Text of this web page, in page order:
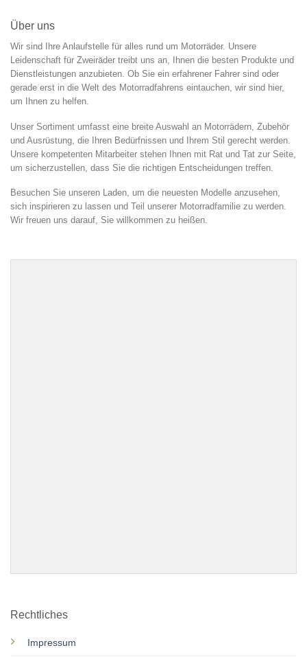
Über uns
Wir sind Ihre Anlaufstelle für alles rund um Motorräder. Unsere
Leidenschaft für Zweiräder treibt uns an, Ihnen die besten Produkte und
Dienstleistungen anzubieten. Ob Sie ein erfahrener Fahrer sind oder
gerade erst in die Welt des Motorradfahrens eintauchen, wir sind hier,
um Ihnen zu helfen.
Unser Sortiment umfasst eine breite Auswahl an Motorrädern, Zubehör
und Ausrüstung, die Ihren Bedürfnissen und Ihrem Stil gerecht werden.
Unsere kompetenten Mitarbeiter stehen Ihnen mit Rat und Tat zur Seite,
um sicherzustellen, dass Sie die richtigen Entscheidungen treffen.
Besuchen Sie unseren Laden, um die neuesten Modelle anzusehen,
sich inspirieren zu lassen und Teil unserer Motorradfamilie zu werden.
Wir freuen uns darauf, Sie willkommen zu heißen.
Rechtliches
Impressum